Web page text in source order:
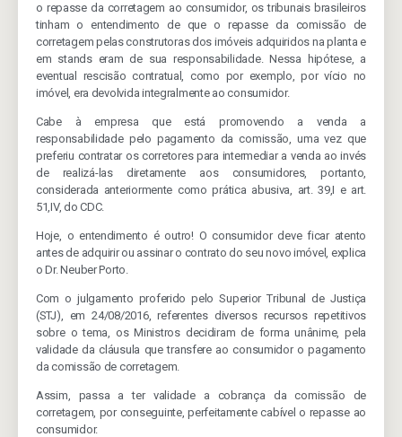
o repasse da corretagem ao consumidor, os tribunais brasileiros
tinham o entendimento de que o repasse da comissão de
corretagem pelas construtoras dos imóveis adquiridos na planta e
em stands eram de sua responsabilidade. Nessa hipótese, a
eventual rescisão contratual, como por exemplo, por vício no
imóvel, era devolvida integralmente ao consumidor.
Cabe à empresa que está promovendo a venda a
responsabilidade pelo pagamento da comissão, uma vez que
preferiu contratar os corretores para intermediar a venda ao invés
de realizá-las diretamente aos consumidores, portanto,
considerada anteriormente como prática abusiva, art. 39,I e art.
51,IV, do CDC.
Hoje, o entendimento é outro! O consumidor deve ficar atento
antes de adquirir ou assinar o contrato do seu novo imóvel, explica
o Dr. Neuber Porto.
Com o julgamento proferido pelo Superior Tribunal de Justiça
(STJ), em 24/08/2016, referentes diversos recursos repetitivos
sobre o tema, os Ministros decidiram de forma unânime, pela
validade da cláusula que transfere ao consumidor o pagamento
da comissão de corretagem.
Assim, passa a ter validade a cobrança da comissão de
corretagem, por conseguinte, perfeitamente cabível o repasse ao
consumidor.